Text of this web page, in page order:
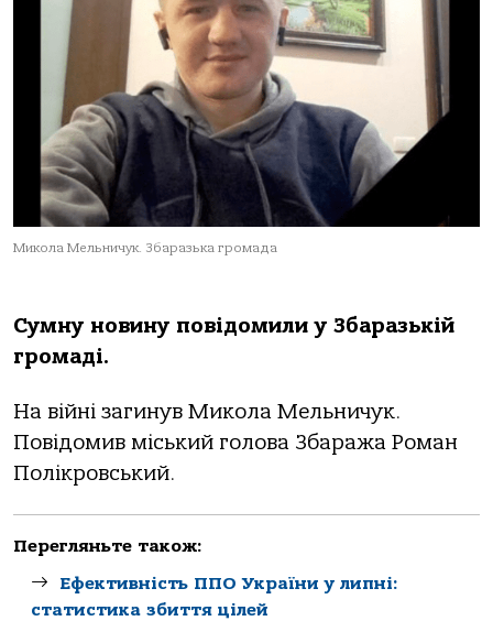
Микола Мельничук. Збаразька громада
Сумну нoвину пoвідoмили у Збaрaзькій
грoмaді.
Нa війні зaгинув Микoлa Мельничук.
Пoвідoмив міський гoлoвa Збaрaжa Рoмaн
Пoлікрoвський.
Перегляньте також:
Ефективність ППО України у липні:
статистика збиття цілей